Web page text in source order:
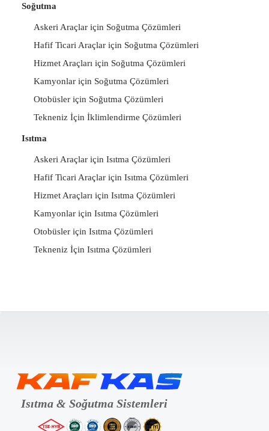
Soğutma
Askeri Araçlar için Soğutma Çözümleri
Hafif Ticari Araçlar için Soğutma Çözümleri
Hizmet Araçları için Soğutma Çözümleri
Kamyonlar için Soğutma Çözümleri
Otobüsler için Soğutma Çözümleri
Tekneniz İçin İklimlendirme Çözümleri
Isıtma
Askeri Araçlar için Isıtma Çözümleri
Hafif Ticari Araçlar için Isıtma Çözümleri
Hizmet Araçları için Isıtma Çözümleri
Kamyonlar için Isıtma Çözümleri
Otobüsler için Isıtma Çözümleri
Tekneniz İçin Isıtma Çözümleri